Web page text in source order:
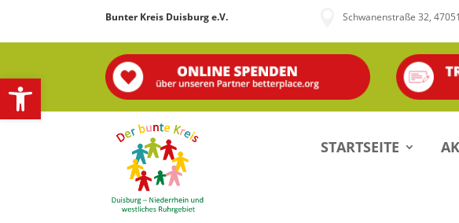
Open toolbar
Bunter Kreis Duisburg e.V. Schwanenstraße 32,
STARTSEITE